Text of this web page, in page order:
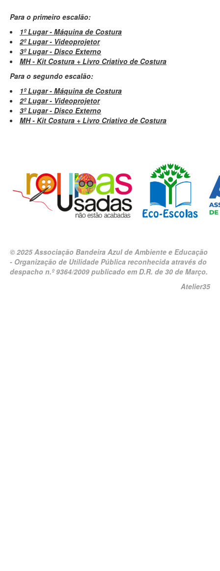
Para o primeiro escalão:
1º Lugar - Máquina de Costura
2º Lugar - Videoprojetor
3º Lugar - Disco Externo
MH - Kit Costura + Livro Criativo de Costura
Para o segundo escalão:
1º Lugar - Máquina de Costura
2º Lugar - Videoprojetor
3º Lugar - Disco Externo
MH - Kit Costura + Livro Criativo de Costura
© 2025 Associação Bandeira Azul de Ambiente e Educação
- Organização de Utilidade Pública reconhecida através do
despacho n.º 9364/2009 publicado em D.R. de 30 de Março.
Atelier35